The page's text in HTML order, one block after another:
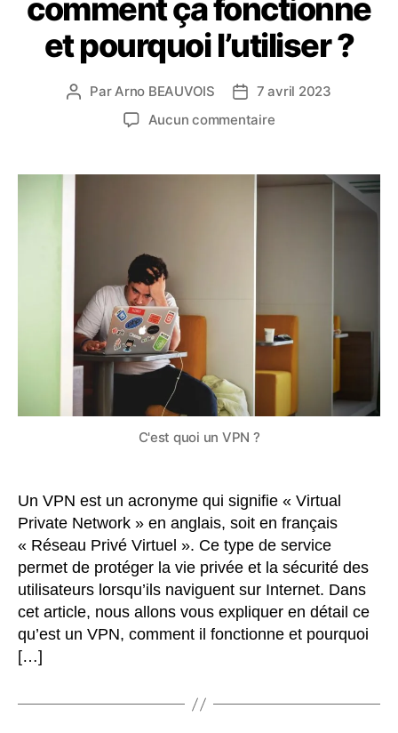
comment ça fonctionne
et pourquoi l’utiliser ?
Auteur
ParArno BEAUVOIS
Date
de
7 avril 2023
Aucun commentairesur
un
comment
ça
et
l’utiliser
C'est quoi un VPN ?
Un VPN est un acronyme qui signifie « Virtual
Private Network » en anglais, soit en français
« Réseau Privé Virtuel ». Ce type de service
permet de protéger la vie privée et la sécurité des
utilisateurs lorsqu’ils naviguent sur Internet. Dans
cet article, nous allons vous expliquer en détail ce
qu’est un VPN, comment il fonctionne et pourquoi
[…]